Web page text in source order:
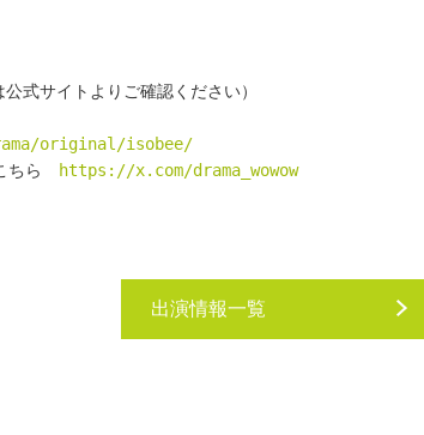
イトよりご確認ください）
original/isobee/
ちら
https://x.com/drama_wowow
出演情報一覧